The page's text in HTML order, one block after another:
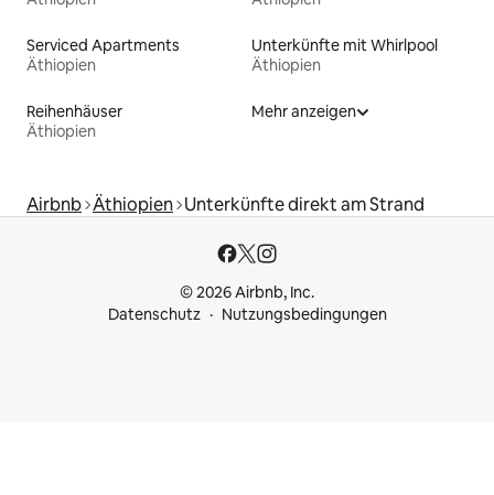
Serviced Apartments
Äthiopien
Unterkünfte mit Whirlpool
Äthiopien
Reihenhäuser
Äthiopien
Mehr anzeigen
Airbnb Äthiopien Unterkünfte direkt am Strand
© 2026 Airbnb, Inc.
Datenschutz
Nutzungsbedingungen